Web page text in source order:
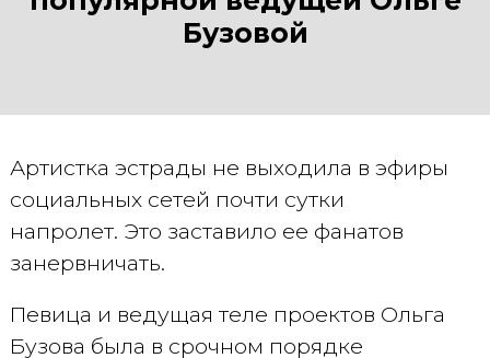
Бузовой
Артистка эстрады не выходила в эфиры
социальных сетей почти сутки
напролет. Это заставило ее фанатов
занервничать.
Певица и ведущая теле проектов Ольга
Бузова была в срочном порядке